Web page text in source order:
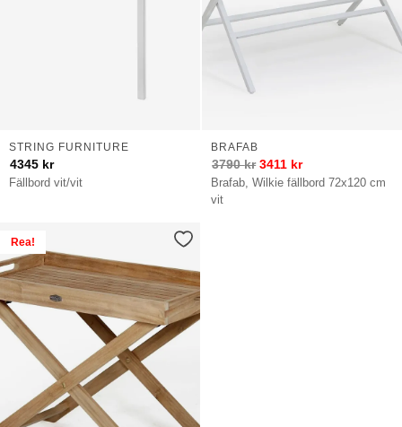
Fällbord vit/vit
STRING FURNITURE
4345 kr
Brafab, Wilkie fällbord 72x120 cm
vit
BRAFAB
3790kr 3411 kr
Rea!